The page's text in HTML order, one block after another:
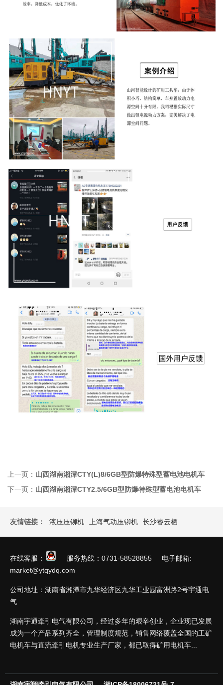
上一页： 山西湖南湘潭CTY(L)8/6GB型防爆特殊型蓄电池电机车
下一页： 山西湖南湘潭CTY2.5/6GB型防爆特殊型蓄电池电机车
友情链接： 液压压铆机 上海气动压铆机 长沙睿云栖
在线客服：
服务热线：0731-58528855 电子邮箱:
market@ytqydq.com
公司地址：湖南省湘潭市九华经济区九华工业园富洲路2号宇通电
气
湖南宇通牵引电气有限公司，经过多年的艰辛创业，企业现已发展
成为一个产品系列齐全，管理制度规范，销售网络覆盖全国的工矿
电机车与直流牵引电机专业生产厂家，都已取得矿用电机车...